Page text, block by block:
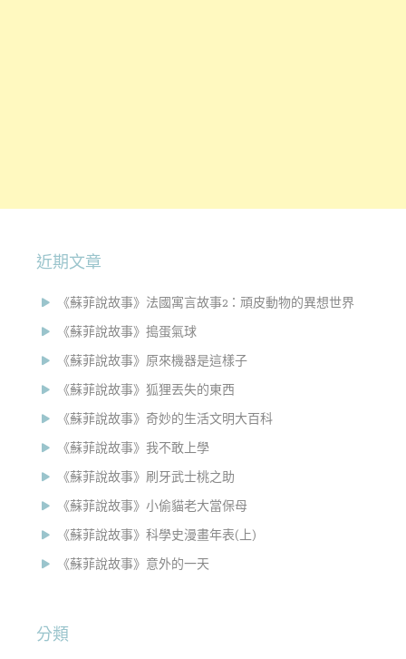
近期文章
《蘇菲說故事》法國寓言故事2：頑皮動物的異想世界
《蘇菲說故事》搗蛋氣球
《蘇菲說故事》原來機器是這樣子
《蘇菲說故事》狐狸丟失的東西
《蘇菲說故事》奇妙的生活文明大百科
《蘇菲說故事》我不敢上學
《蘇菲說故事》刷牙武士桃之助
《蘇菲說故事》小偷貓老大當保母
《蘇菲說故事》科學史漫畫年表(上)
《蘇菲說故事》意外的一天
分類